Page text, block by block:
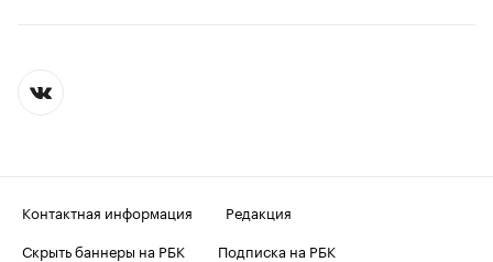
Контактная информация
Редакция
Скрыть баннеры на РБК
Подписка на РБК